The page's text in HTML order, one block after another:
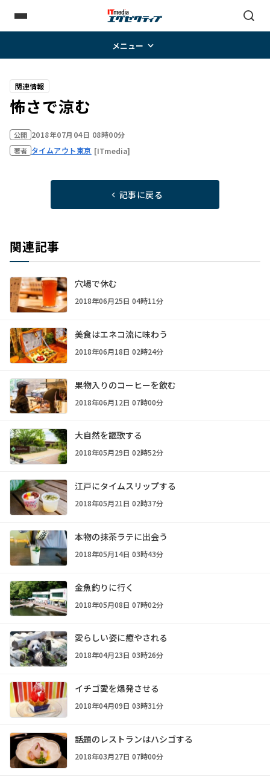
メニュー
関連情報
怖さで涼む
公開 2018年07月04日 08時00分
著者 タイムアウト東京 [ITmedia]
記事に戻る
関連記事
穴場で休む
2018年06月25日 04時11分
美食はエネコ流に味わう
2018年06月18日 02時24分
果物入りのコーヒーを飲む
2018年06月12日 07時00分
大自然を謳歌する
2018年05月29日 02時52分
江戸にタイムスリップする
2018年05月21日 02時37分
本物の抹茶ラテに出会う
2018年05月14日 03時43分
金魚釣りに行く
2018年05月08日 07時02分
愛らしい姿に癒やされる
2018年04月23日 03時26分
イチゴ愛を爆発させる
2018年04月09日 03時31分
話題のレストランはハシゴする
2018年03月27日 07時00分